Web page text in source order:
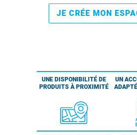
JE CRÉE MON
UNE DISPONIBILITÉ DE
PRODUITS À PROXIMITÉ
UN